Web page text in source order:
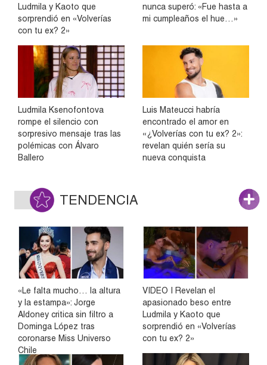
Ludmila y Kaoto que
sorprendió en «Volverías
con tu ex? 2»
nunca superó: «Fue hasta a
mi cumpleaños el hue…»
Ludmila Ksenofontova
rompe el silencio con
sorpresivo mensaje tras las
polémicas con Álvaro
Ballero
Luis Mateucci habría
encontrado el amor en
«¿Volverías con tu ex? 2»:
revelan quién sería su
nueva conquista
TENDENCIA
«Le falta mucho… la altura
y la estampa»: Jorge
Aldoney critica sin filtro a
Dominga López tras
coronarse Miss Universo
Chile
VIDEO | Revelan el
apasionado beso entre
Ludmila y Kaoto que
sorprendió en «Volverías
con tu ex? 2»